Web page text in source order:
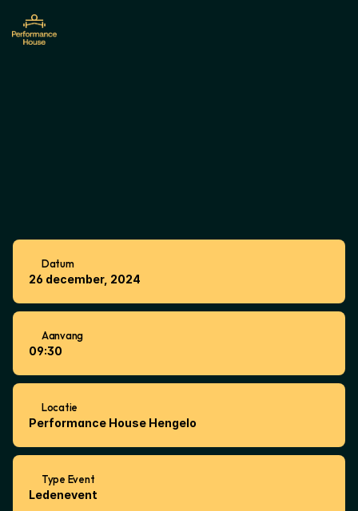
Kersteditie
Datum
26 december, 2024
Aanvang
09:30
Locatie
Performance House Hengelo
Type Event
Ledenevent